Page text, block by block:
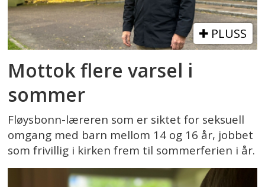
PLUSS
Mottok flere varsel i
sommer
Fløysbonn-læreren som er siktet for seksuell
omgang med barn mellom 14 og 16 år, jobbet
som frivillig i kirken frem til sommerferien i år.